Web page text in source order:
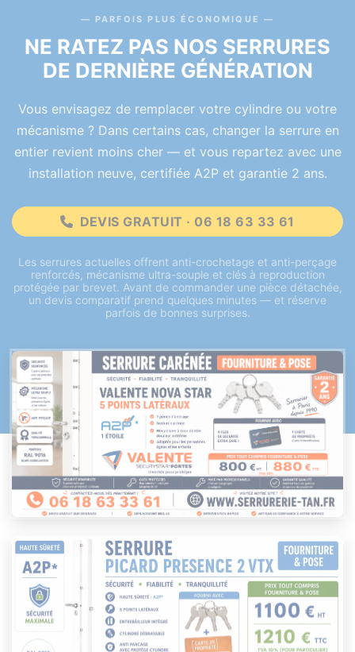
PARFOIS PLUS ÉCONOMIQUE
NE RATEZ PAS NOS SERRURES
DE DERNIÈRE GÉNÉRATION
Vous envisagez de remplacer votre cylindre ou votre
mécanisme ? Dans certains cas, changer la serrure en
entier revient moins cher — et vous repartez avec une
installation neuve, certifiée A2P et garantie 2 ans.
DEVIS GRATUIT · 06 18 63 33 61
Les serrures actuelles offrent anti-crochetage et anti-perçage
renforcés, mécanisme ultra-souple et clés à reproduction
protégée par brevet. Avant de commander une pièce détachée,
un devis comparatif prend quelques minutes — et réserve
parfois de bonnes surprises.